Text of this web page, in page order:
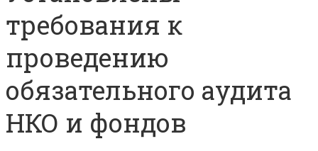
требования к
проведению
обязательного аудита
НКО и фондов